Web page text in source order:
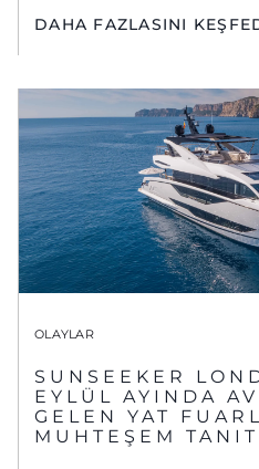
DAHA FAZLASINI
OLAYLAR
SUNSEEKER
EYLÜL AYINDA
GELEN YAT
MUHTEŞEM